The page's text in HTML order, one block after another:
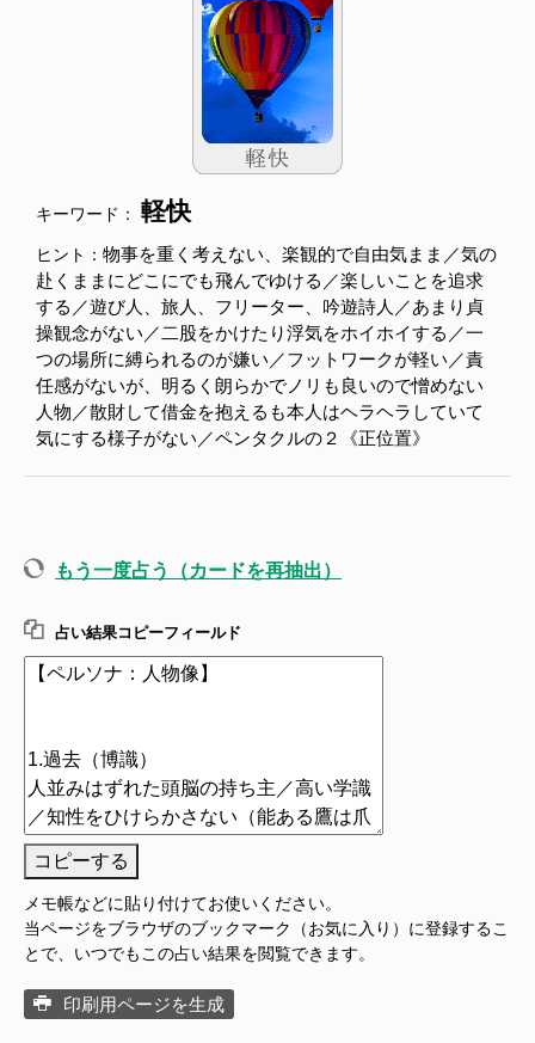
キーワード： 軽快
ヒント： 物事を重く考えない、楽観的で自由気まま／気の
赴くままにどこにでも飛んでゆける／楽しいことを追求
する／遊び人、旅人、フリーター、吟遊詩人／あまり貞
操観念がない／二股をかけたり浮気をホイホイする／一
つの場所に縛られるのが嫌い／フットワークが軽い／責
任感がないが、明るく朗らかでノリも良いので憎めない
人物／散財して借金を抱えるも本人はヘラヘラしていて
気にする様子がない／ペンタクルの２《正位置》
もう一度占う（カードを再抽出）
占い結果コピーフィールド
コピーする
メモ帳などに貼り付けてお使いください。
当ページをブラウザのブックマーク（お気に入り）に登録するこ
とで、いつでもこの占い結果を閲覧できます。
印刷用ページを生成